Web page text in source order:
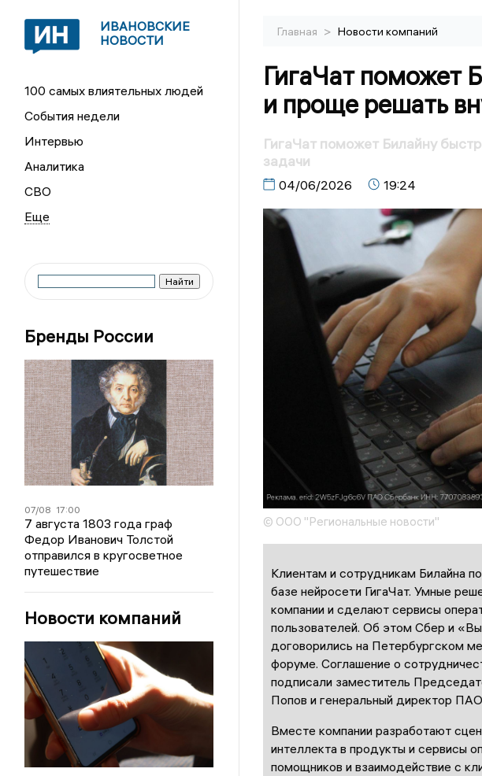
ИВАНОВСКИЕ
НОВОСТИ
100 самых влиятельных людей
События недели
Интервью
Аналитика
СВО
Бренды России
07/08 17:00
7 августа 1803 года граф
Федор Иванович Толстой
отправился в кругосветное
путешествие
Новости компаний
Главная > Новости компаний
ГигаЧат поможет
и проще решать
ГигаЧат поможет Билайну
задачи
04/06/2026 19:24
© ООО "Региональные новости"
Клиентам и сотрудникам Билайна
базе нейросети ГигаЧат. Умные
компании и сделают сервисы
пользователей. Об этом Сбер и
договорились на Петербургском
форуме. Соглашение о
подписали заместитель
Попов и генеральный директор
Вместе компании разработают
интеллекта в продукты и сервисы
помощников и взаимодействие с